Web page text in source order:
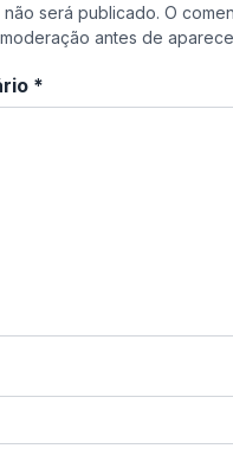
não será publicado. O
antes de
*